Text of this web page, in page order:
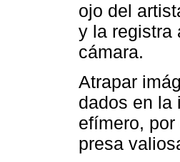
ojo del
y la registra
cámara.
Atrapar
dados en la
efímero,
presa